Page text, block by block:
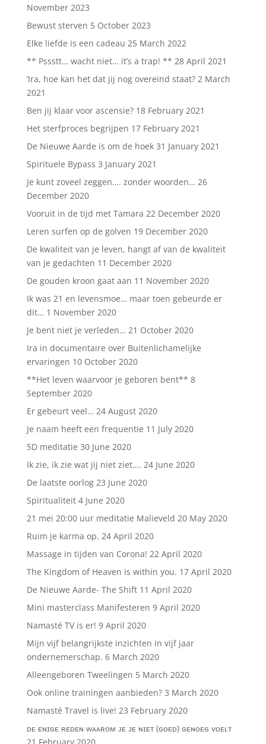
November 2023
Bewust sterven 5 October 2023
Elke liefde is een cadeau 25 March 2022
** Pssstt… wacht niet… it’s a trap! ** 28 April 2021
‘Ira, hoe kan het dat jij nog overeind staat? 2 March
2021
Ben jij klaar voor ascensie? 18 February 2021
Het sterfproces begrijpen 17 February 2021
De Nieuwe Aarde is om de hoek 31 January 2021
Spirituele Bypass 3 January 2021
Je kunt zoveel zeggen…. zonder woorden… 26
December 2020
Vooruit in de tijd met Tamara 22 December 2020
Leren surfen op de golven 19 December 2020
De kwaliteit van je leven, hangt af van de kwaliteit
van je gedachten 11 December 2020
De gouden kroon gaat aan 11 November 2020
Ik was 21 en levensmoe… maar toen gebeurde er
dit… 1 November 2020
Je bent niet je verleden… 21 October 2020
Ira in documentaire over Buitenlichamelijke
ervaringen 10 October 2020
**Het leven waarvoor je geboren bent** 8
September 2020
Er gebeurt veel… 24 August 2020
Je naam heeft een frequentie 11 July 2020
5D meditatie 30 June 2020
Ik zie, ik zie wat jij niet ziet…. 24 June 2020
De laatste oorlog 23 June 2020
Spiritualiteit 4 June 2020
21 mei 20:00 uur meditatie Malieveld 20 May 2020
Ruim je karma op. 24 April 2020
Massage in tijden van Corona! 22 April 2020
The Kingdom of Heaven is within you. 17 April 2020
De Nieuwe Aarde- The Shift 11 April 2020
Mini masterclass Manifesteren 9 April 2020
Namasté TV is er! 9 April 2020
Mijn vijf belangrijkste inzichten in vijf jaar
ondernemerschap. 6 March 2020
Alleengeboren Tweelingen 5 March 2020
Ook online trainingen aanbieden? 3 March 2020
Namasté Travel is live! 23 February 2020
ᴅᴇ ᴇɴɪɢᴇ ʀᴇᴅᴇɴ ᴡᴀᴀʀᴏᴍ ᴊᴇ ᴊᴇ ɴɪᴇᴛ (ɢᴏᴇᴅ) ɢᴇɴᴏᴇɢ ᴠᴏᴇʟᴛ
21 February 2020